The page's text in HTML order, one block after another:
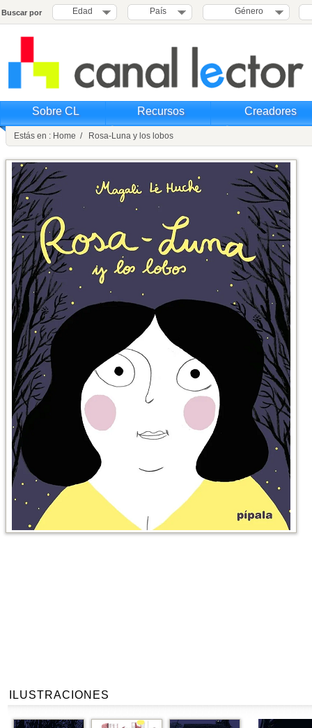
Buscar por Edad País Género
Sobre CL Recursos Creadores
Estás en : Home / Rosa-Luna y los lobos
ILUSTRACIONES